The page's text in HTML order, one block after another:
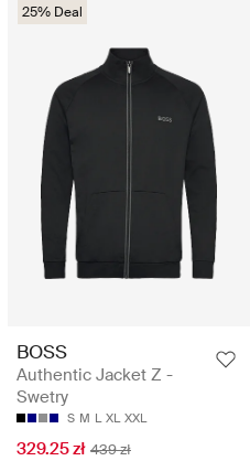
25% Deal
BOSS
Authentic Jacket Z -
Swetry
S M L XL XXL
329.25 zł 439 zł